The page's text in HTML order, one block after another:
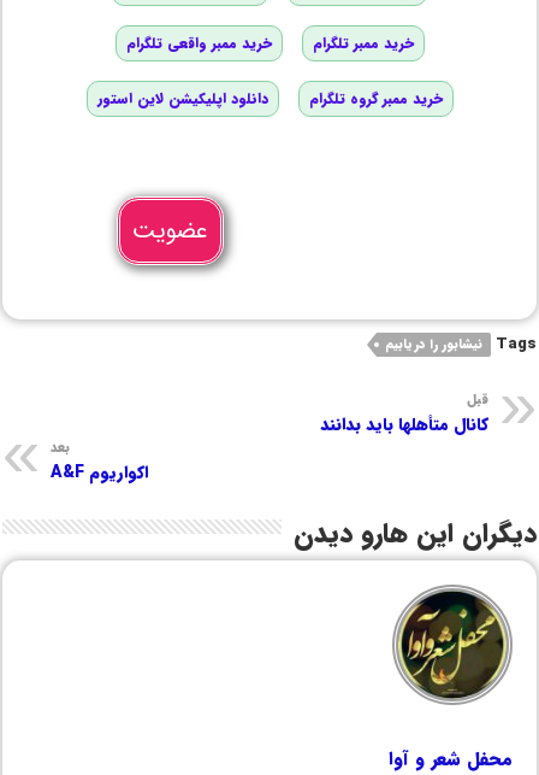
خرید ممبر تلگرام خرید ممبر واقعی تلگرام
خرید ممبر گروه تلگرام دانلود اپلیکیشن لاین استور
عضویت
Tags نیشابور را دریابیم
قبل
کانال متأهلها باید بدانند
بعد
اکواریوم A&F
دیگران این هارو دیدن
محفل شعر و آوا